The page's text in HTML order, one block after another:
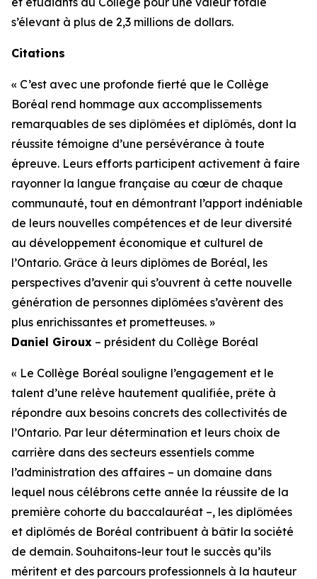
s’élevant à plus de 2,3 millions de dollars.
Citations
« C’est avec une profonde fierté que le Collège
Boréal rend hommage aux accomplissements
remarquables de ses diplômées et diplômés, dont la
réussite témoigne d’une persévérance à toute
épreuve. Leurs efforts participent activement à faire
rayonner la langue française au cœur de chaque
communauté, tout en démontrant l’apport indéniable
de leurs nouvelles compétences et de leur diversité
au développement économique et culturel de
l’Ontario. Grâce à leurs diplômes de Boréal, les
perspectives d’avenir qui s’ouvrent à cette nouvelle
génération de personnes diplômées s’avèrent des
plus enrichissantes et prometteuses. »
Daniel Giroux – président du Collège Boréal
« Le Collège Boréal souligne l’engagement et le
talent d’une relève hautement qualifiée, prête à
répondre aux besoins concrets des collectivités de
l’Ontario. Par leur détermination et leurs choix de
carrière dans des secteurs essentiels comme
l’administration des affaires – un domaine dans
lequel nous célébrons cette année la réussite de la
première cohorte du baccalauréat –, les diplômées
et diplômés de Boréal contribuent à bâtir la société
de demain. Souhaitons-leur tout le succès qu’ils
méritent et des parcours professionnels à la hauteur